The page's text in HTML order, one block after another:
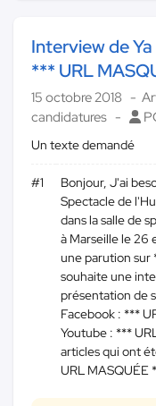
Interview de
*** URL
15 octobre 2018
candidatures
Un texte demandé
#1
Bonjour, J'ai
Spectacle de
dans la salle de
à Marseille le 26
une parution sur
souhaite une
présentation de
Facebook : ***
Youtube : ***
articles qui ont
URL MASQUÉE